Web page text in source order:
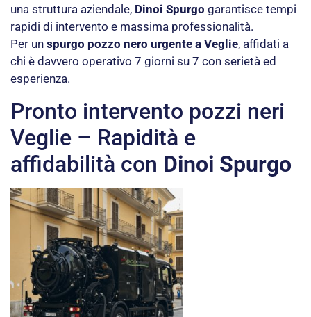
una struttura aziendale, Dinoi Spurgo garantisce tempi
rapidi di intervento e massima professionalità.
Per un spurgo pozzo nero urgente a Veglie, affidati a
chi è davvero operativo 7 giorni su 7 con serietà ed
esperienza.
Pronto intervento pozzi neri
Veglie – Rapidità e
affidabilità con Dinoi Spurgo